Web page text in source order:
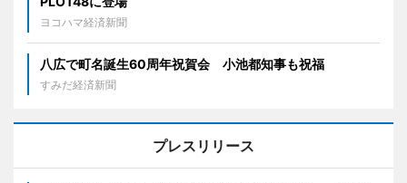
ヨコハマ経済新聞
八広で町名誕生60周年祝賀会 小池都知事も祝福
すみだ経済新聞
プレスリリース